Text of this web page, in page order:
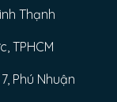
Thạnh
TPHCM
Phú Nhuận